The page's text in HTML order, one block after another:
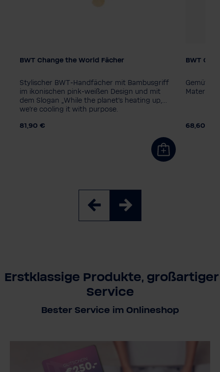
Verpackungseinheit
BWT Change the World Fächer
Stylischer BWT‑Handfächer mit Bambusgriff
im ikonischen pink‑weißen Design und mit
dem Slogan „While the planet's heating up,
we're cooling it with purpose.
81,90 €
Farbe
BWT
Material
68,60 €
Erstklassige Produkte, großartiger
Service
Bester Service im Onlineshop